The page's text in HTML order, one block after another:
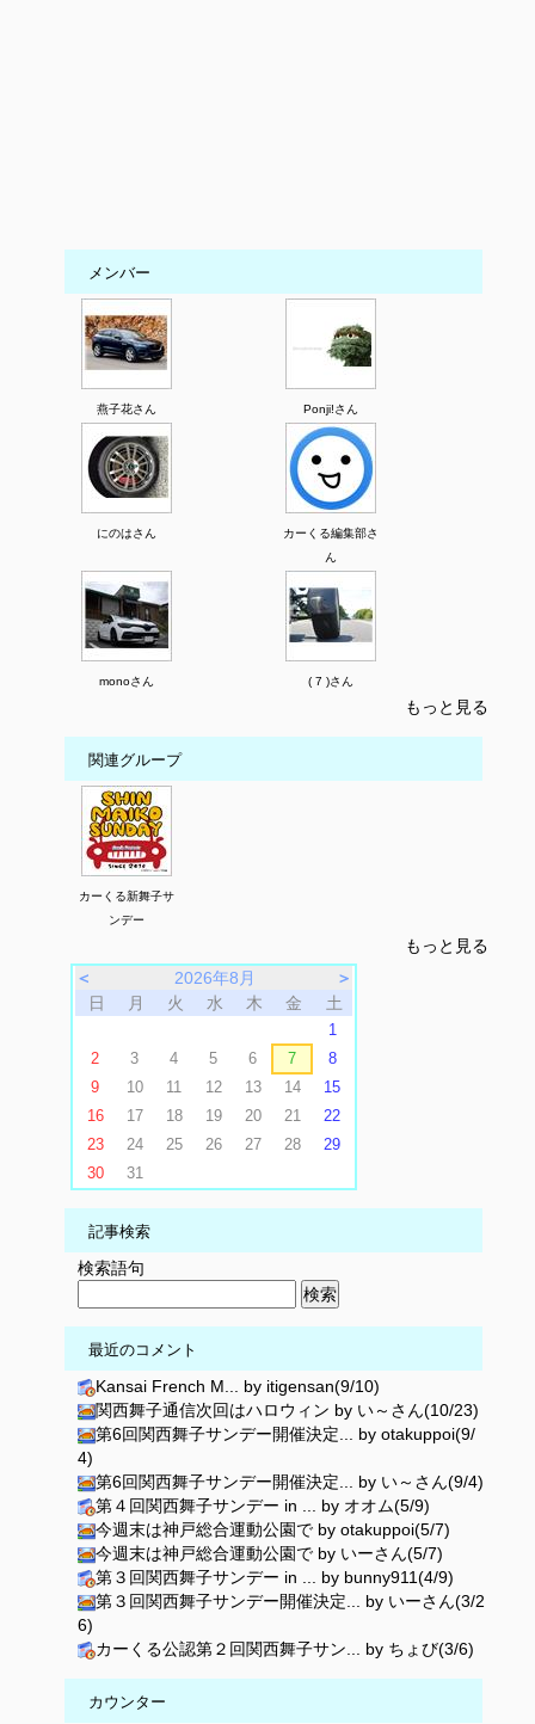
メンバー
燕子花さん Ponji!さん
にのはさん
カーくる編集部さ
ん
monoさん ( 7 )さん
もっと見る
関連グループ
カーくる新舞子サ
ンデー
もっと見る
＜
2026年8月
＞
日
月 火 水 木 金 土
1
2
3 4 5 6 7
8
9
10 11 12 13 14
15
16
17 18 19 20 21
22
23
24 25 26 27 28
29
30
31
記事検索
検索語句
最近のコメント
Kansai French M... by itigensan(9/10)
関西舞子通信次回はハロウィン by い～さん(10/23)
第6回関西舞子サンデー開催決定... by otakuppoi(9/
4)
第6回関西舞子サンデー開催決定... by い～さん(9/4)
第４回関西舞子サンデー in ... by オオム(5/9)
今週末は神戸総合運動公園で by otakuppoi(5/7)
今週末は神戸総合運動公園で by いーさん(5/7)
第３回関西舞子サンデー in ... by bunny911(4/9)
第３回関西舞子サンデー開催決定... by いーさん(3/2
6)
カーくる公認第２回関西舞子サン... by ちょび(3/6)
カウンター